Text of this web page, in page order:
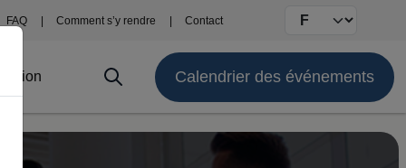
FAQ Comment s’y rendre Contact Select your
Calendrier des événements